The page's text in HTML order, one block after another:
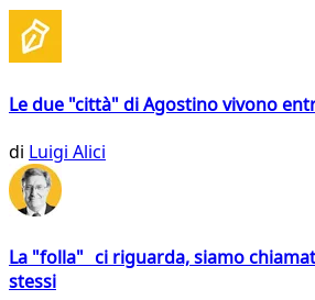
Le due "città" di Agostino vivono
di Luigi Alici
La "folla" ci riguarda, siamo
stessi